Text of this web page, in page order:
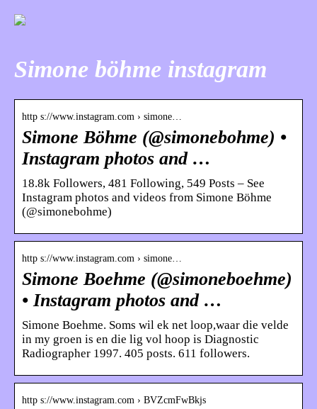
Simone böhme instagram
http s://www.instagram.com › simone…
Simone Böhme (@simonebohme) •
Instagram photos and …
18.8k Followers, 481 Following, 549 Posts – See
Instagram photos and videos from Simone Böhme
(@simonebohme)
http s://www.instagram.com › simone…
Simone Boehme (@simoneboehme)
• Instagram photos and …
Simone Boehme. Soms wil ek net loop,waar die velde
in my groen is en die lig vol hoop is Diagnostic
Radiographer 1997. 405 posts. 611 followers.
http s://www.instagram.com › BVZcmFwBkjs